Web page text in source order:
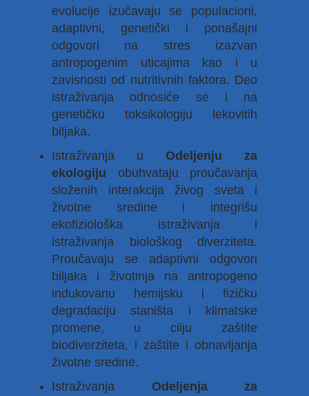
evolucije izučavaju se populacioni,
adaptivni, genetički i ponašajni
odgovori na stres izazvan
antropogenim uticajima kao i u
zavisnosti od nutritivnih faktora. Deo
istraživanja odnosiće se i na
genetičku toksikologiju lekovitih
biljaka.
Istraživanja u Odeljenju za
ekologiju obuhvataju proučavanja
složenih interakcija živog sveta i
životne sredine i integrišu
ekofiziološka istraživanja i
istraživanja biološkog diverziteta.
Proučavaju se adaptivni odgovori
biljaka i životinja na antropogeno
indukovanu hemijsku i fizičku
degradaciju staništa i klimatske
promene, u cilju zaštite
biodiverziteta, i zaštite i obnavljanja
životne sredine.
Istraživanja Odeljenja za